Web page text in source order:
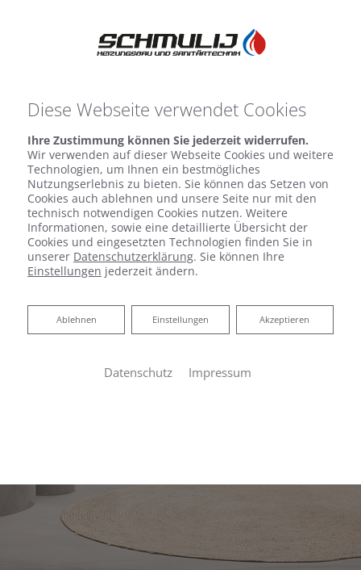
Diese Webseite verwendet Cookies
Ihre Zustimmung können Sie jederzeit widerrufen.
Wir verwenden auf dieser Webseite Cookies und weitere
Technologien, um Ihnen ein bestmögliches
Nutzungserlebnis zu bieten. Sie können das Setzen von
Cookies auch ablehnen und unsere Seite nur mit den
technisch notwendigen Cookies nutzen. Weitere
Informationen, sowie eine detaillierte Übersicht der
Cookies und eingesetzten Technologien finden Sie in
unserer Datenschutzerklärung. Sie können Ihre
Einstellungen jederzeit ändern.
Akzeptieren
Einstellungen
Ablehnen
Ablehnen
Datenschutz Impressum